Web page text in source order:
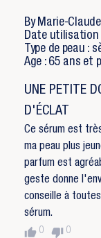
By Marie-Claude
Date utilisation
Type de peau :
Age : 65 ans et
UNE PETITE
D'ÉCLAT
Ce sérum est
ma peau plus
parfum est
geste donne
conseille à
sérum.
thumb_up 0 thumb_down 0